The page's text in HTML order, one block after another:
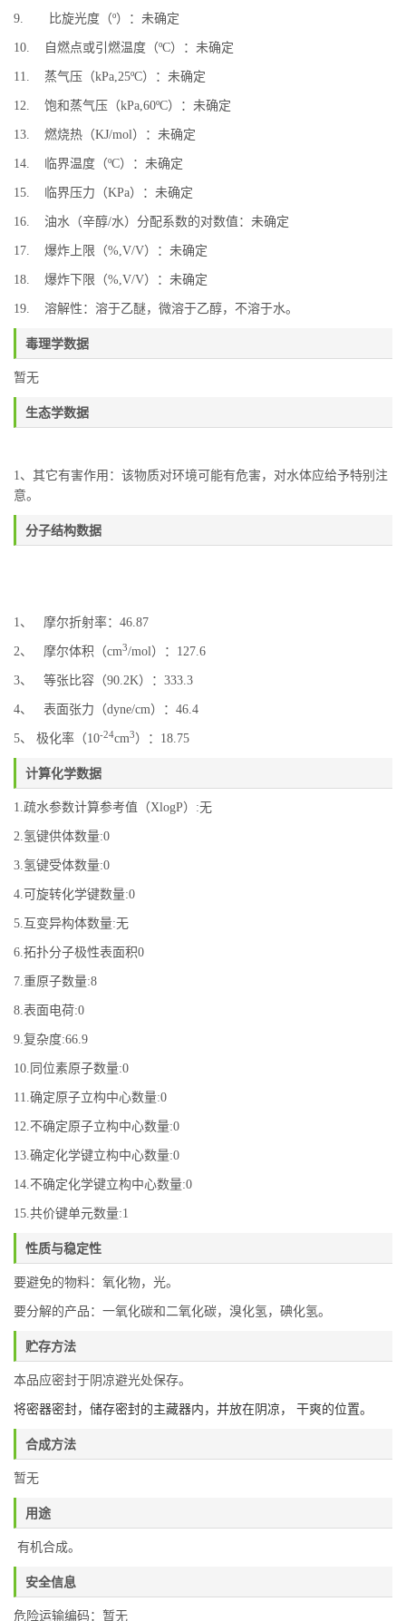
9. 比旋光度（º）：未确定
10. 自燃点或引燃温度（ºC）：未确定
11. 蒸气压（kPa,25ºC）：未确定
12. 饱和蒸气压（kPa,60ºC）：未确定
13. 燃烧热（KJ/mol）：未确定
14. 临界温度（ºC）：未确定
15. 临界压力（KPa）：未确定
16. 油水（辛醇/水）分配系数的对数值：未确定
17. 爆炸上限（%,V/V）：未确定
18. 爆炸下限（%,V/V）：未确定
19. 溶解性：溶于乙醚，微溶于乙醇，不溶于水。
毒理学数据
暂无
生态学数据
1、其它有害作用：该物质对环境可能有危害，对水体应给予特别注
意。
分子结构数据
1、 摩尔折射率：46.87
2、 摩尔体积（cm3/mol）：127.6
3、 等张比容（90.2K）：333.3
4、 表面张力（dyne/cm）：46.4
5、 极化率（10-24cm3）：18.75
计算化学数据
1.疏水参数计算参考值（XlogP）:无
2.氢键供体数量:0
3.氢键受体数量:0
4.可旋转化学键数量:0
5.互变异构体数量:无
6.拓扑分子极性表面积0
7.重原子数量:8
8.表面电荷:0
9.复杂度:66.9
10.同位素原子数量:0
11.确定原子立构中心数量:0
12.不确定原子立构中心数量:0
13.确定化学键立构中心数量:0
14.不确定化学键立构中心数量:0
15.共价键单元数量:1
性质与稳定性
要避免的物料：氧化物，光。
要分解的产品：一氧化碳和二氧化碳，溴化氢，碘化氢。
贮存方法
本品应密封于阴凉避光处保存。
将密器密封，储存密封的主藏器内，并放在阴凉， 干爽的位置。
合成方法
暂无
用途
有机合成。
安全信息
危险运输编码：暂无